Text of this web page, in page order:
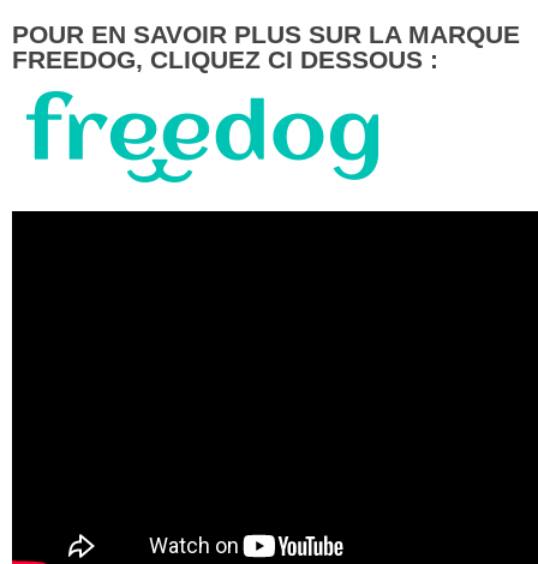
POUR EN SAVOIR PLUS SUR LA MARQUE
FREEDOG, CLIQUEZ CI DESSOUS :